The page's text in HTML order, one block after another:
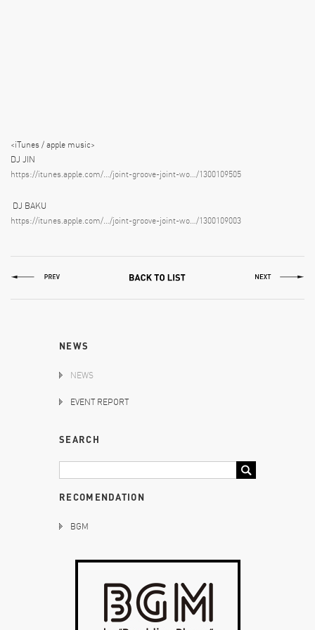
<iTunes / apple music>
DJ JIN
https://itunes.apple.com/…/joint-groove-joint-wo…/1300109505
DJ BAKU
https://itunes.apple.com/…/joint-groove-joint-wo…/1300109003
NEWS
NEWS
EVENT REPORT
SEARCH
RECOMENDATION
BGM